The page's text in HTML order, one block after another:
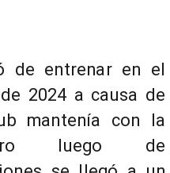
de entrenar en el
2024 a causa de
mantenía con la
luego de